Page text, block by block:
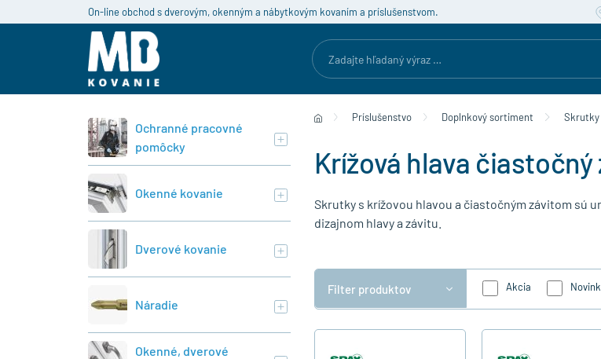
On-line obchod s dverovým, okenným a nábytkovým kovaním a príslušenstvom.
Príslušenstvo Doplnkový sortiment Skrutky
Krížová hlava čiastočný
Skrutky s krížovou hlavou a čiastočným závitom sú
dizajnom hlavy a závitu.
Filter produktov Akcia
Ochranné pracovné
pomôcky
Okenné kovanie
Dverové kovanie
Náradie
Okenné, dverové